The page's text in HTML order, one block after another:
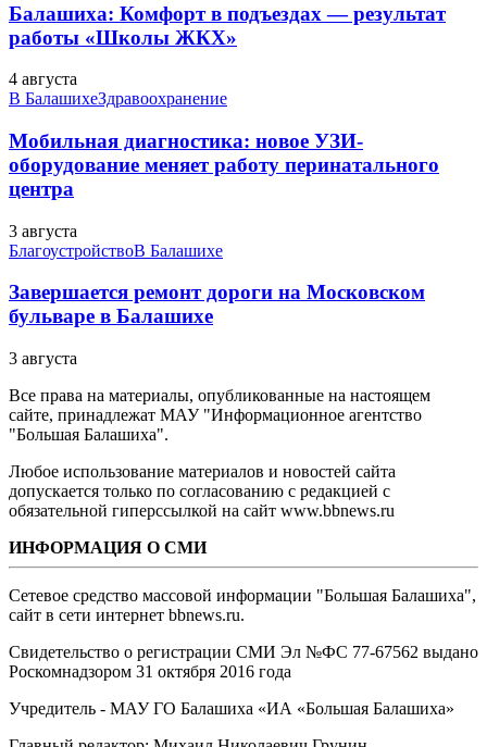
Балашиха: Комфорт в подъездах — результат
работы «Школы ЖКХ»
4 августа
В БалашихеЗдравоохранение
Мобильная диагностика: новое УЗИ-
оборудование меняет работу перинатального
центра
3 августа
БлагоустройствоВ Балашихе
Завершается ремонт дороги на Московском
бульваре в Балашихе
3 августа
Все права на материалы, опубликованные на настоящем
сайте, принадлежат МАУ "Информационное агентство
"Большая Балашиха".
Любое использование материалов и новостей сайта
допускается только по согласованию с редакцией с
обязательной гиперссылкой на сайт www.bbnews.ru
ИНФОРМАЦИЯ О СМИ
Сетевое средство массовой информации "Большая Балашиха",
сайт в сети интернет bbnews.ru.
Свидетельство о регистрации СМИ Эл №ФС ‎77-67562 выдано
Роскомнадзором 31 октября 2016 года
Учредитель - МАУ ГО Балашиха «ИА «Большая Балашиха»